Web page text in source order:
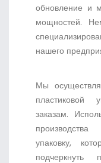
обновление и
мощностей.
нашего
Мы
пластиковой
заказам.
упаковку,